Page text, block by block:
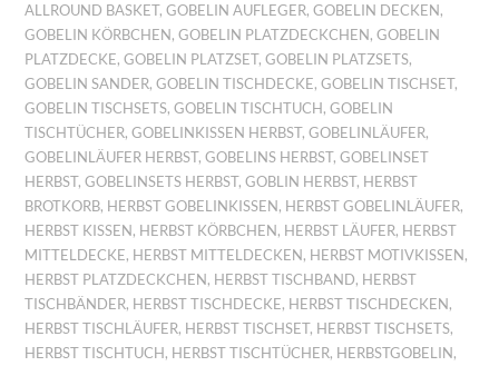
ALLROUND BASKET,GOBELIN AUFLEGER,GOBELIN DECKEN,
GOBELIN KÖRBCHEN,GOBELIN PLATZDECKCHEN,GOBELIN
PLATZDECKE,GOBELIN PLATZSET,GOBELIN PLATZSETS,
GOBELIN SANDER,GOBELIN TISCHDECKE,GOBELIN TISCHSET,
GOBELIN TISCHSETS,GOBELIN TISCHTUCH,GOBELIN
TISCHTÜCHER,GOBELINKISSEN HERBST,GOBELINLÄUFER,
GOBELINLÄUFER HERBST,GOBELINS HERBST,GOBELINSET
HERBST,GOBELINSETS HERBST,GOBLIN HERBST, HERBST
BROTKORB, HERBST GOBELINKISSEN, HERBST GOBELINLÄUFER,
HERBST KISSEN, HERBST KÖRBCHEN, HERBST LÄUFER, HERBST
MITTELDECKE, HERBST MITTELDECKEN, HERBST MOTIVKISSEN,
HERBST PLATZDECKCHEN, HERBST TISCHBAND, HERBST
TISCHBÄNDER, HERBST TISCHDECKE, HERBST TISCHDECKEN,
HERBST TISCHLÄUFER, HERBST TISCHSET, HERBST TISCHSETS,
HERBST TISCHTUCH, HERBST TISCHTÜCHER, HERBSTGOBELIN,